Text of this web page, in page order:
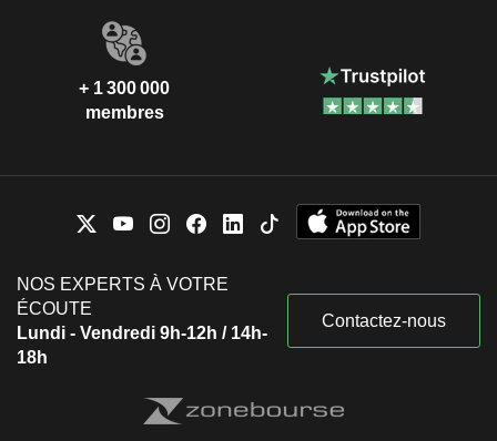
+ 1 300 000
membres
NOS EXPERTS À VOTRE
ÉCOUTE
Lundi - Vendredi 9h-12h / 14h-
18h
Contactez-nous